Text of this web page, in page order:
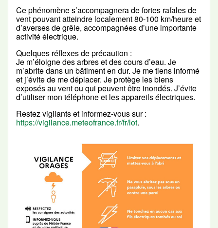
Ce phénomène s’accompagnera de fortes rafales de
vent pouvant atteindre localement 80-100 km/heure et
d’averses de grêle, accompagnées d’une importante
activité électrique.
Quelques réflexes de précaution :
Je m’éloigne des arbres et des cours d’eau. Je
m’abrite dans un bâtiment en dur. Je me tiens informé
et j’évite de me déplacer. Je protège les biens
exposés au vent ou qui peuvent être inondés. J’évite
d’utiliser mon téléphone et les appareils électriques.
Restez vigilants et informez-vous sur :
https://vigilance.meteofrance.fr/fr/lot.